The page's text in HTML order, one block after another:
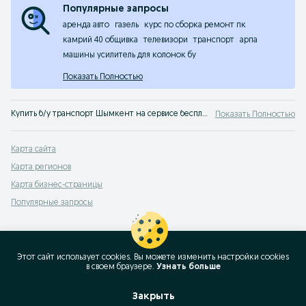
Популярные запросы
аренда авто газель
курс по сборка ремонт пк
камрий 40 общивка
телевизори транспорт
арпа
машины усилитель для колонок бу
Показать Полностью
Купить б/у транспорт Шымкент на сервисе бесплатных объявлений OLX. Продажа и обмен любых видов транспорта, запчасти и транспортные услуги. Показать Полностью
Карта сайта
Карта регионов
Карта бизнес-страницы
Популярные запросы
Этот сайт использует cookies. Вы можете изменить настройки cookies
в своeм браузере. Узнать больше
Закрыть